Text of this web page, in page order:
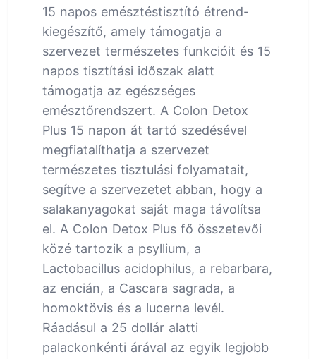
15 napos emésztéstisztító étrend-
kiegészítő, amely támogatja a
szervezet természetes funkcióit és 15
napos tisztítási időszak alatt
támogatja az egészséges
emésztőrendszert. A Colon Detox
Plus 15 napon át tartó szedésével
megfiatalíthatja a szervezet
természetes tisztulási folyamatait,
segítve a szervezetet abban, hogy a
salakanyagokat saját maga távolítsa
el. A Colon Detox Plus fő összetevői
közé tartozik a psyllium, a
Lactobacillus acidophilus, a rebarbara,
az encián, a Cascara sagrada, a
homoktövis és a lucerna levél.
Ráadásul a 25 dollár alatti
palackonkénti árával az egyik legjobb